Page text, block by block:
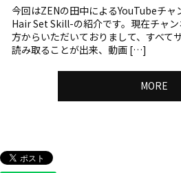
今回はZENの田中によるYouTubeチャ
Hair Set Skill-の紹介です。現在チャ
方からいただいておりまして、すべて
読み取ることが出来、動画 […]
MORE